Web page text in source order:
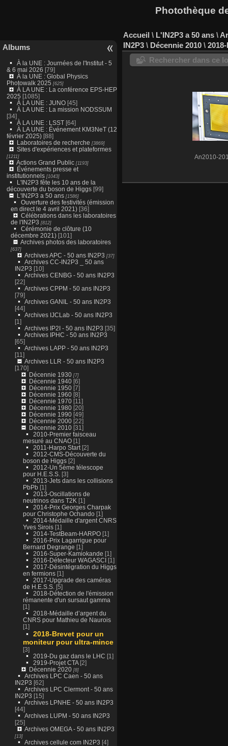
Photothèque
Albums
À la UNE : Journées de l'Institut - 5
& 6 mai 2026 [79]
À la UNE : Global Physics
Photowalk 2025 [625]
À LA UNE : La conférence EPS-HEP
2025 [1085]
À LA UNE : JUNO [45]
À LA UNE : La mission NODSSUM
[34]
À LA UNE : LSST[64]
À LA UNE : Événement KM3NeT (12
février 2025)[88]
Laboratoires de recherche [3869]
Sites d'expériences et plateformes
[1211]
Actions Grand Public[1193]
Événements presse et
institutionnels[1043]
L'IN2P3 fête les 10 ans de la
découverte du boson de Higgs[99]
L'IN2P3 a 50 ans[1586]
Ouverture des festivités (émission
en direct le 4 avril 2021)[36]
Célébrations dans les laboratoires
de l'IN2P3 [812]
Cérémonie de clôture (10
décembre 2021)[101]
Archives photos des laboratoires
[637]
Archives APC - 50 ans IN2P3 [37]
Archives CC-IN2P3 _ 50 ans
IN2P3 [10]
Archives CENBG - 50 ans IN2P3
[22]
Archives CPPM - 50 ans IN2P3
[79]
Archives GANIL - 50 ans IN2P3
[44]
Archives IJCLab - 50 ans IN2P3
[1]
Archives IP2I - 50 ans IN2P3 [35]
Archives IPHC - 50 ans IN2P3
[65]
Archives LAPP - 50 ans IN2P3
[11]
Archives LLR - 50 ans IN2P3
[170]
Décennie 1930[7]
Décennie 1940[6]
Décennie 1950[7]
Décennie 1960[8]
Décennie 1970[11]
Décennie 1980[20]
Décennie 1990[49]
Décennie 2000[22]
Décennie 2010[31]
2010-Premier faisceau
mesuré au CNAO[1]
2011-Harpo Start[2]
2012-CMS-Découverte du
boson de Higgs[2]
2012-Un 5ème télescope
pour H.E.S.S. [3]
2013-Jets dans les collisions
PbPb[1]
2013-Oscillations de
neutrinos dans T2K [1]
2014-Prix Georges Charpak
pour Christophe Ochando[1]
2014-Médaille d'argent CNRS
Yves Sirois [1]
2014-TestBeam-HARPO[1]
2016-Prix Lagarrigue pour
Bernard Degrange [1]
2016-Super-Kamiokande [1]
2016-Détecteur WAGASCI[1]
2017-Désintégration du Higgs
en fermions[1]
2017-Upgrade des caméras
de H.E.S.S. [5]
2018-Détection de l'émission
rémanente d'un sursaut gamma
[1]
2018-Médaille d’argent du
CNRS pour Mathieu de Naurois
[1]
2018-Brevet pour un
moniteur pour ultra-mince
[3]
2019-Du gaz dans le LHC [1]
2919-Projet CTA[2]
Décennie 2020[8]
Archives LPC Caen - 50 ans
IN2P3 [62]
Archives LPC Clermont - 50 ans
IN2P3 [15]
Archives LPNHE - 50 ans IN2P3
[44]
Archives LUPM - 50 ans IN2P3
[25]
Archives OMEGA - 50 ans IN2P3
[13]
Archives cellule com IN2P3 [4]
Accueil \ L'IN2P3 a 50 ans \
IN2P3 \ Décennie 2010 \
Rechercher dans ce
An2010-